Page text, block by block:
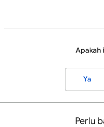
Apakah
Ya
Perlu